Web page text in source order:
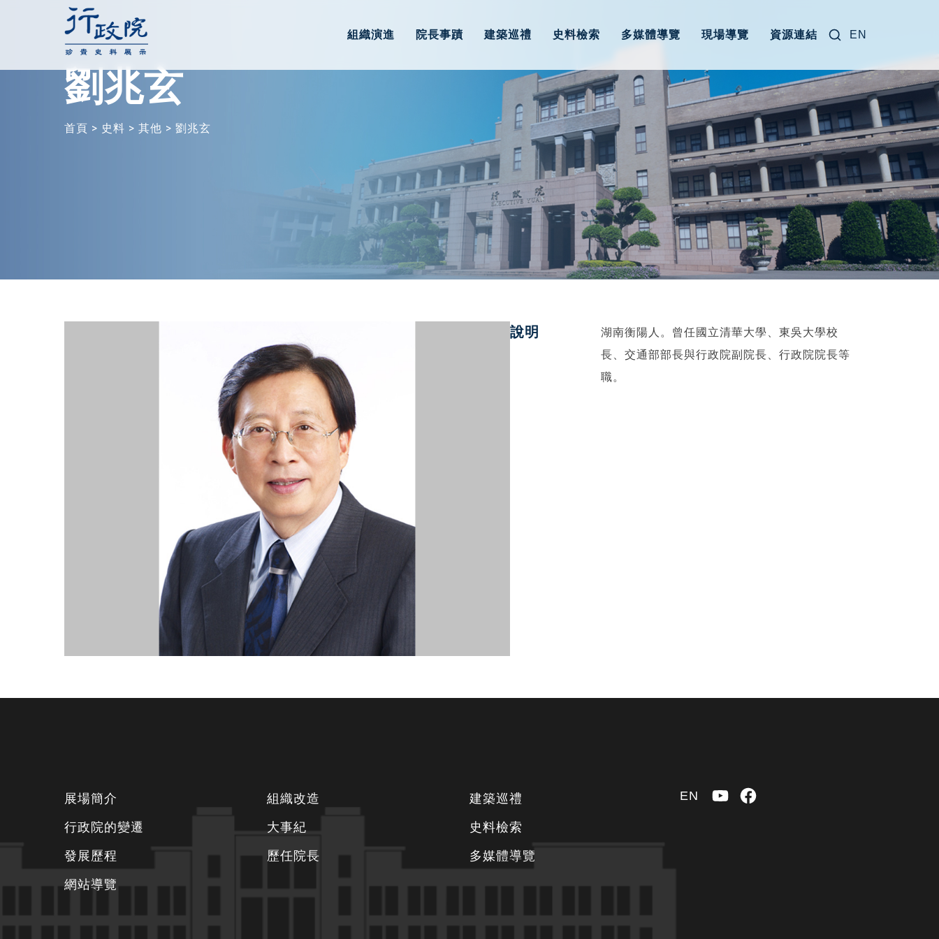
組織演進 院長事蹟 建築巡禮 史料檢索 多媒體導覽 現場導覽 資源連結 EN
劉兆玄
首頁 > 史料 > 其他 > 劉兆玄
說明
湖南衡陽人。曾任國立清華大學、東吳大學校
長、交通部部長與行政院副院長、行政院院長等
職。
展場簡介
行政院的變遷
發展歷程
網站導覽
組織改造
大事紀
歷任院長
建築巡禮
史料檢索
多媒體導覽
EN YouTubeFacebook